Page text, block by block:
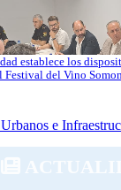
establece los
del Vino
e